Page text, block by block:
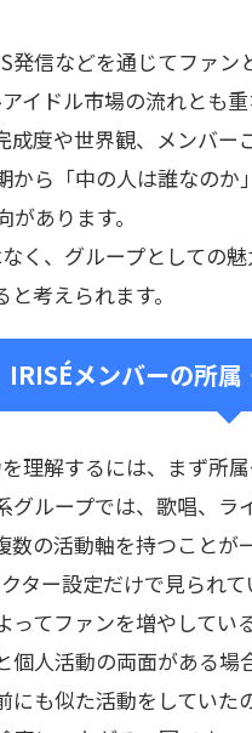
発信などを通じてファ
イドル市場の流れとも重
成度や世界観、メンバ
から「中の人は誰なの
あります。
く、グループとしての
考えられます。
IRISÉメンバーの所
理解するには、まず所
グループでは、歌唱、
の活動軸を持つことが
ター設定だけで見られ
てファンを増やしてい
個人活動の両面がある
にも似た活動をしていた